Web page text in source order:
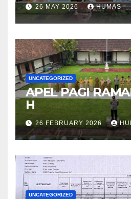
26 MAY 2026 HUMAS
UNCATEGORIZED
APEL PAGI
H
26 FEBRUARY 2026
UNCATEGORIZED